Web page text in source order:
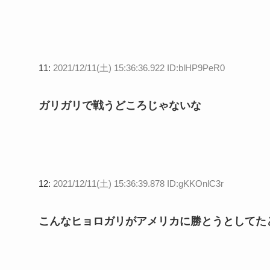
11: 2021/12/11(土) 15:36:36.922 ID:blHP9PeR0
ガリガリで戦うどころじゃないな
12: 2021/12/11(土) 15:36:39.878 ID:gKKOnlC3r
こんなヒョロガリがアメリカに勝とうとしてた